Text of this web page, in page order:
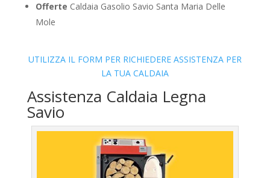
Offerte Caldaia Gasolio Savio Santa Maria Delle
Mole
UTILIZZA IL FORM PER RICHIEDERE ASSISTENZA PER
LA TUA CALDAIA
Assistenza Caldaia Legna
Savio